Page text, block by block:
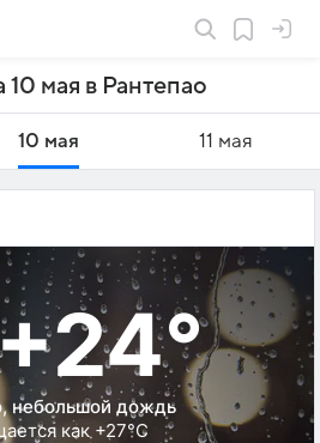
10 мая в Рантепао
10 мая 11 мая
небольшой дождь
как +27°C